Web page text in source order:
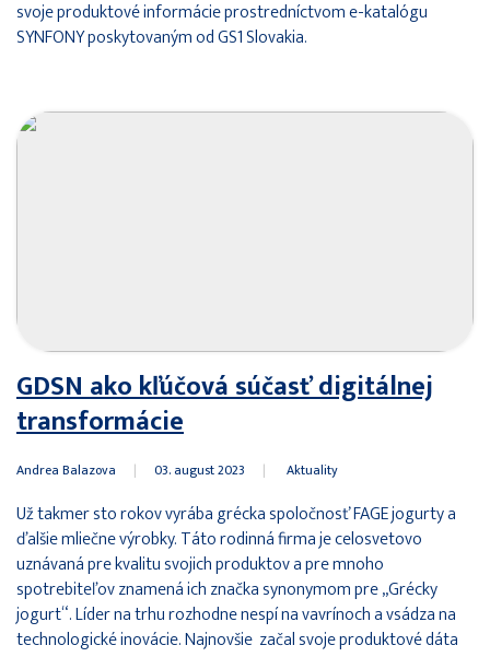
svoje produktové informácie prostredníctvom e-katalógu
SYNFONY poskytovaným od GS1 Slovakia.
GDSN ako kľúčová súčasť digitálnej
transformácie
Andrea Balazova | 03. august 2023 | Aktuality
Už takmer sto rokov vyrába grécka spoločnosť FAGE jogurty a
ďalšie mliečne výrobky. Táto rodinná firma je celosvetovo
uznávaná pre kvalitu svojich produktov a pre mnoho
spotrebiteľov znamená ich značka synonymom pre „Grécky
jogurt“. Líder na trhu rozhodne nespí na vavrínoch a vsádza na
technologické inovácie. Najnovšie začal svoje produktové dáta